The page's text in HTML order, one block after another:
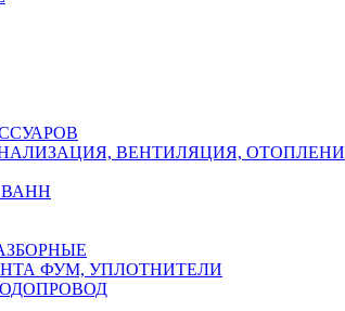
ВЕНТИЛЯЦИЯ, ОТОПЛЕНИ
ФУМ, УПЛОТНИТЕЛИ